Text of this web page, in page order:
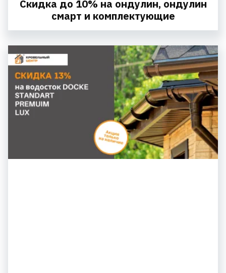
Скидка до 10% на ондулин, ондулин
смарт и комплектующие